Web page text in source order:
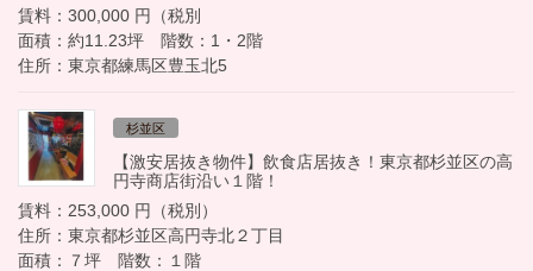
賃料：300,000 円（税別
面積：約11.23坪 階数：1・2階
住所：東京都練馬区豊玉北5
杉並区
【激安居抜き物件】飲食店居抜き！東京都杉並区の高
円寺商店街沿い１階！
賃料：253,000 円（税別）
住所：東京都杉並区高円寺北２丁目
面積：７坪 階数：１階